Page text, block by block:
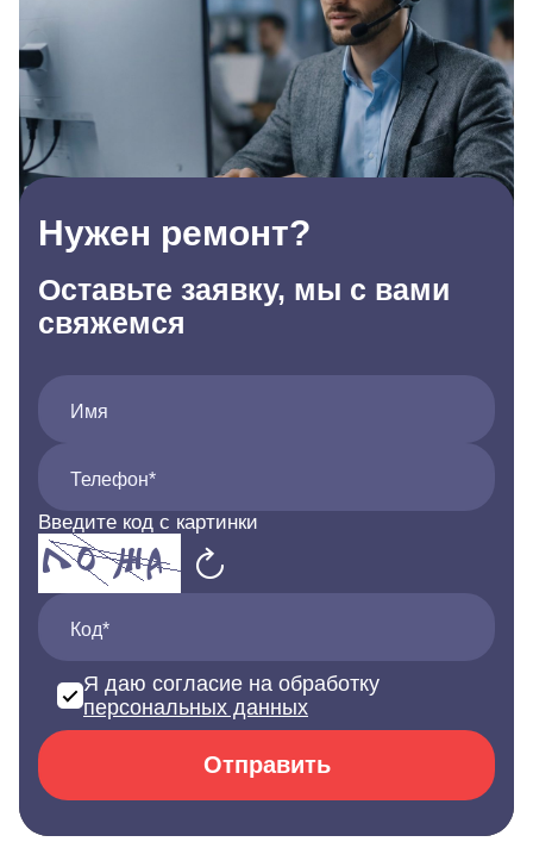
Нужен ремонт?
Оставьте заявку, мы с вами
свяжемся
Имя
Телефон*
Введите код с картинки
Код*
Я даю согласие на обработку
персональных данных
Отправить